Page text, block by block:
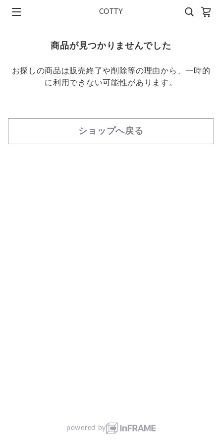
COTTY
商品が見つかりませんでした
お探しの商品は販売終了や削除等の理由から、一時的
に利用できない可能性があります。
ショップへ戻る
powered by